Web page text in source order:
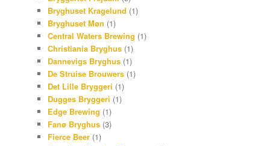
Bryghuset Kragelund (1)
Bryghuset Møn (1)
Central Waters Brewing (1)
Christiania Bryghus (1)
Dannevigs Bryghus (1)
De Struise Brouwers (1)
Det Lille Bryggeri (1)
Dugges Bryggeri (1)
Edge Brewing (1)
Fanø Bryghus (3)
Fierce Beer (1)